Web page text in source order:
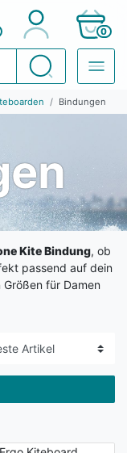
Suchen
0
Bindungen
Kite Bindung, ob
passend auf dein
für Damen